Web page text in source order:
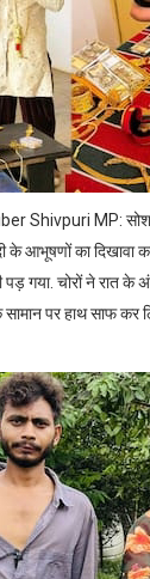
Shivpuri MP: सोशल
के आभूषणों का दिखावा
पड़ गया. चोरों ने रात
पर हाथ साफ कर